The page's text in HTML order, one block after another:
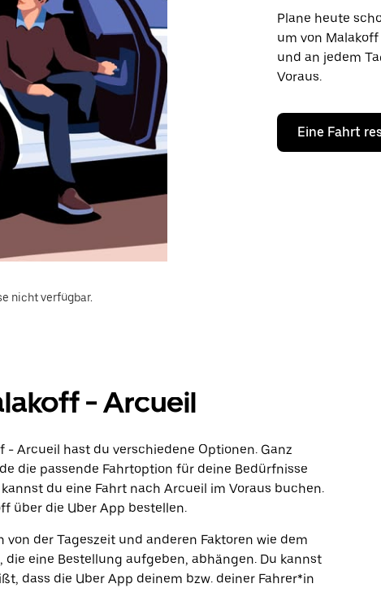
Plane heute
um von
und an jedem
Voraus.
Eine Fahrt
nicht verfügbar.
- Arcueil
Arcueil hast du verschiedene Optionen. Ganz
die passende Fahrtoption für deine Bedürfnisse
du eine Fahrt nach Arcueil im Voraus buchen.
über die Uber App bestellen.
der Tageszeit und anderen Faktoren wie dem
eine Bestellung aufgeben, abhängen. Du kannst
dass die Uber App deinem bzw. deiner Fahrer*in